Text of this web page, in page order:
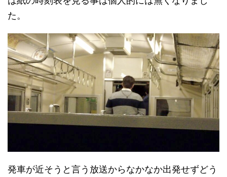
た。
発車が近そうと言う放送からなかなか出発せずどう